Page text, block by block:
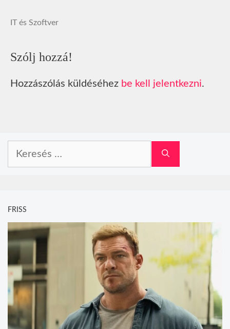
IT és Szoftver
Szólj hozzá!
Hozzászólás küldéséhez be kell jelentkezni.
FRISS